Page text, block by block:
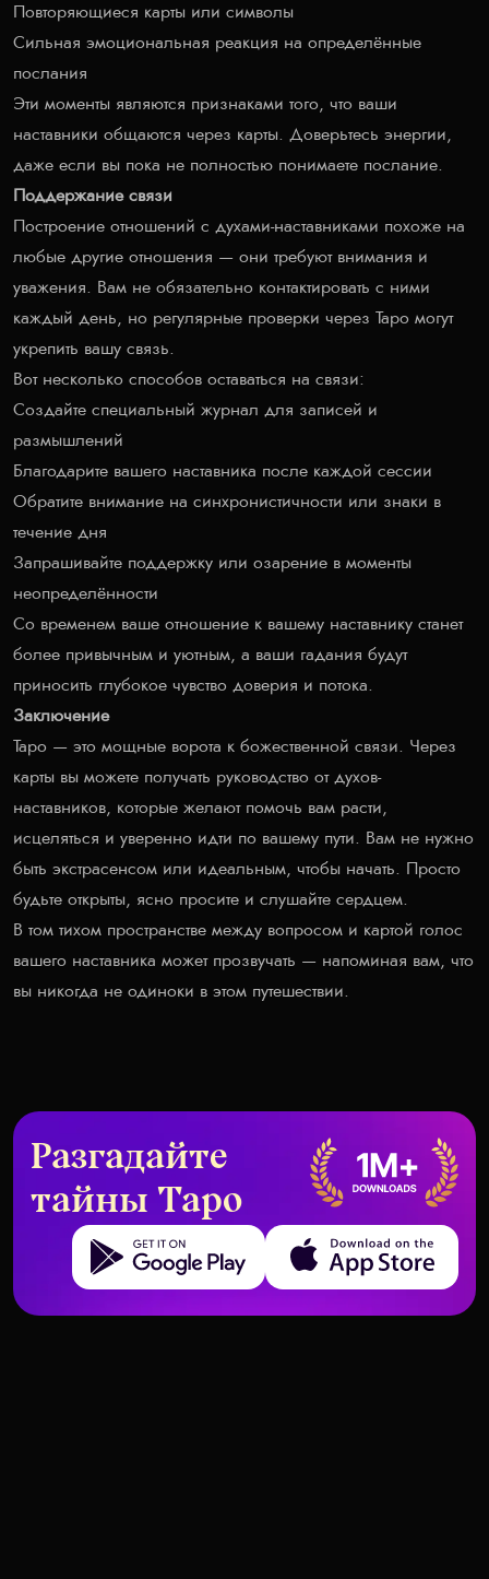
Повторяющиеся карты или символы
Сильная эмоциональная реакция на определённые
послания
Эти моменты являются признаками того, что ваши
наставники общаются через карты. Доверьтесь энергии,
даже если вы пока не полностью понимаете послание.
Поддержание связи
Построение отношений с духами-наставниками похоже на
любые другие отношения — они требуют внимания и
уважения. Вам не обязательно контактировать с ними
каждый день, но регулярные проверки через Таро могут
укрепить вашу связь.
Вот несколько способов оставаться на связи:
Создайте специальный журнал для записей и
размышлений
Благодарите вашего наставника после каждой сессии
Обратите внимание на синхронистичности или знаки в
течение дня
Запрашивайте поддержку или озарение в моменты
неопределённости
Со временем ваше отношение к вашему наставнику станет
более привычным и уютным, а ваши гадания будут
приносить глубокое чувство доверия и потока.
Заключение
Таро — это мощные ворота к божественной связи. Через
карты вы можете получать руководство от духов-
наставников, которые желают помочь вам расти,
исцеляться и уверенно идти по вашему пути. Вам не нужно
быть экстрасенсом или идеальным, чтобы начать. Просто
будьте открыты, ясно просите и слушайте сердцем.
В том тихом пространстве между вопросом и картой голос
вашего наставника может прозвучать — напоминая вам, что
вы никогда не одиноки в этом путешествии.
Разгадайте
тайны Таро
Get it on Google Play Download on the App Store